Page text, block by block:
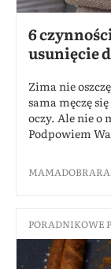
6
usunięcie
Zima nie
sama męczę
oczy. Ale nie o
Podpowiem
PORADNIKOWE